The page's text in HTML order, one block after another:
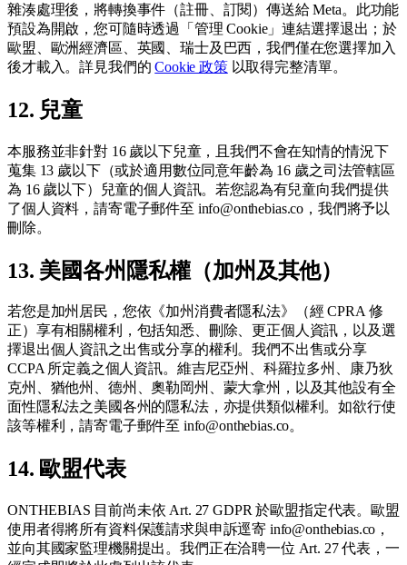
雜湊處理後，將轉換事件（註冊、訂閱）傳送給 Meta。此功能
預設為開啟，您可隨時透過「管理 Cookie」連結選擇退出；於
歐盟、歐洲經濟區、英國、瑞士及巴西，我們僅在您選擇加入
後才載入。詳見我們的 Cookie 政策 以取得完整清單。
12. 兒童
本服務並非針對 16 歲以下兒童，且我們不會在知情的情況下
蒐集 13 歲以下（或於適用數位同意年齡為 16 歲之司法管轄區
為 16 歲以下）兒童的個人資訊。若您認為有兒童向我們提供
了個人資料，請寄電子郵件至 info@onthebias.co，我們將予以
刪除。
13. 美國各州隱私權（加州及其他）
若您是加州居民，您依《加州消費者隱私法》（經 CPRA 修
正）享有相關權利，包括知悉、刪除、更正個人資訊，以及選
擇退出個人資訊之出售或分享的權利。我們不出售或分享
CCPA 所定義之個人資訊。維吉尼亞州、科羅拉多州、康乃狄
克州、猶他州、德州、奧勒岡州、蒙大拿州，以及其他設有全
面性隱私法之美國各州的隱私法，亦提供類似權利。如欲行使
該等權利，請寄電子郵件至 info@onthebias.co。
14. 歐盟代表
ONTHEBIAS 目前尚未依 Art. 27 GDPR 於歐盟指定代表。歐盟
使用者得將所有資料保護請求與申訴逕寄 info@onthebias.co，
並向其國家監理機關提出。我們正在洽聘一位 Art. 27 代表，一